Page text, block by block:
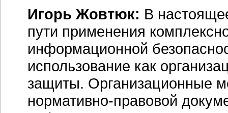
Игорь Жовтюк: В
пути применения
информационной
использование как
защиты. Организационные
нормативно-правовой